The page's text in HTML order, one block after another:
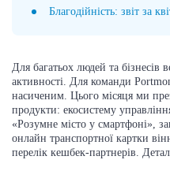
Благодійність: звіт за
Для багатьох людей та бізнесів
активності. Для команди
насиченим. Цього місяця ми
продукти: екосистему
«Розумне місто у смартфоні»,
онлайн транспортної картки
перелік кешбек-партнерів.